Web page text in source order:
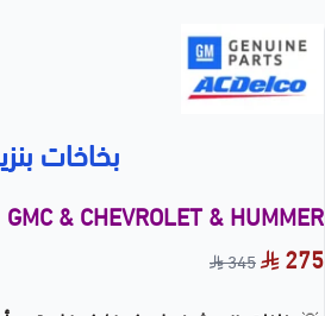
بخاخات بنزين
GMC & CHEVROLET & HUMMER
275
345